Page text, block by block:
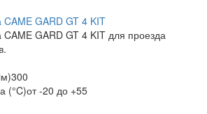
GARD GT 4 KIT
GARD GT 4 KIT для проезда
300
(°C)от -20 до +55